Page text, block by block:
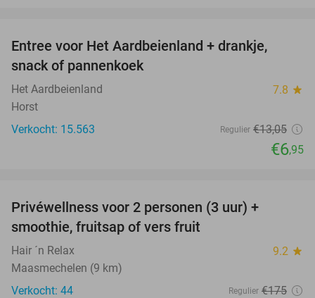
Entree voor Het Aardbeienland + drankje,
snack of pannenkoek
Het Aardbeienland 7.8 star
Horst
Verkocht: 15.563
Regulier €13,05
€6,95
Privéwellness voor 2 personen (3 uur) +
smoothie, fruitsap of vers fruit
Hair ´n Relax 9.2 star
Maasmechelen (9 km)
Verkocht: 44
Regulier €175